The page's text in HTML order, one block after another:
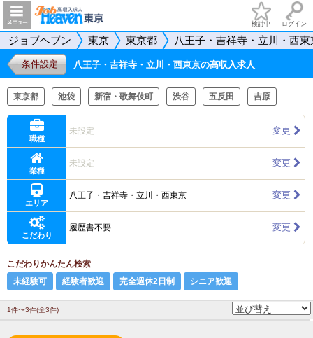
検討中 ログイン
ジョブヘブン 東京 東京都 八王子・吉祥寺・立川・西東
条件設定 八王子・吉祥寺・立川・西東京の高収入求人
東京都 池袋 新宿・歌舞伎町 渋谷 五反田 吉原
職種
未設定 変更
業種
未設定 変更
エリア
八王子・吉祥寺・立川・西東京 変更
こだわり
履歴書不要 変更
こだわりかんたん検索
未経験可
経験者歓迎 完全週休2日制 シニア歓迎
1件〜3件(全3件)